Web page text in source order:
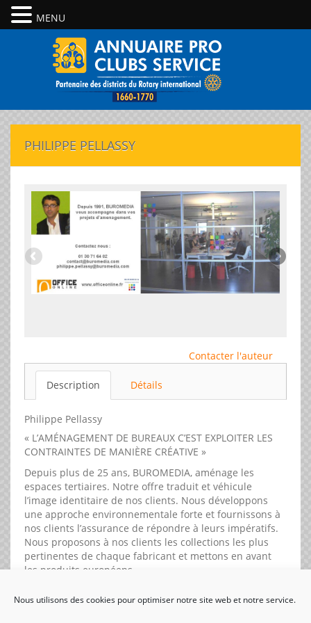
Nous utilisons des cookies pour optimiser notre site web et notre service.
PHILIPPE PELLASSY
Contacter l'auteur
Description Détails
Philippe Pellassy
« L’AMÉNAGEMENT DE BUREAUX C’EST EXPLOITER LES
CONTRAINTES DE MANIÈRE CRÉATIVE »
Depuis plus de 25 ans, BUROMEDIA, aménage les
espaces tertiaires. Notre offre traduit et véhicule
l’image identitaire de nos clients. Nous développons
une approche environnementale forte et fournissons à
nos clients l’assurance de répondre à leurs impératifs.
Nous proposons à nos clients les collections les plus
pertinentes de chaque fabricant et mettons en avant
les produits européens.
MENU